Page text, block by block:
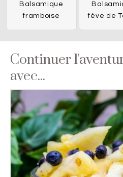
Balsamique
framboise
fève de
Continuer
avec...